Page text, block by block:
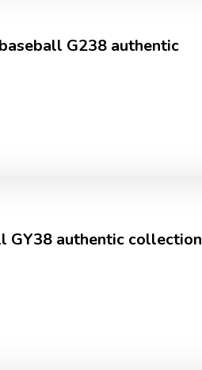
G238 authentic
GY38 authentic collection